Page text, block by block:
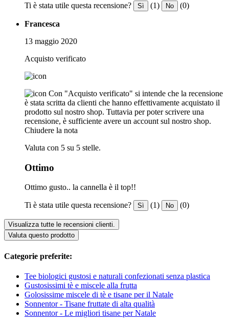
Ti è stata utile questa recensione? Sì (1) No (0)
Francesca
13 maggio 2020
Acquisto verificato
Con "Acquisto verificato" si intende che la recensione
è stata scritta da clienti che hanno effettivamente acquistato il
prodotto sul nostro shop. Tuttavia per poter scrivere una
recensione, è sufficiente avere un account sul nostro shop.
Chiudere la nota
Valuta con 5 su 5 stelle.
Ottimo
Ottimo gusto.. la cannella è il top!!
Ti è stata utile questa recensione? Sì (1) No (0)
Visualizza tutte le recensioni clienti.
Valuta questo prodotto
Categorie preferite:
Tee biologici gustosi e naturali confezionati senza plastica
Gustosissimi tè e miscele alla frutta
Golosissime miscele di tè e tisane per il Natale
Sonnentor - Tisane fruttate di alta qualità
Sonnentor - Le migliori tisane per Natale